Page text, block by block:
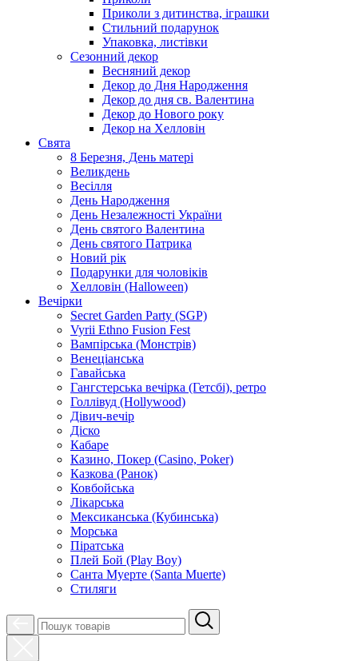
Приколи з дитинства, іграшки
Стильний подарунок
Упаковка, листівки
Сезонний декор
Весняний декор
Декор до Дня Народження
Декор до дня св. Валентина
Декор до Нового року
Декор на Хелловін
Свята
8 Березня, День матері
Великдень
Весілля
День Народження
День Незалежності України
День святого Валентина
День святого Патрика
Новий рік
Подарунки для чоловіків
Хелловін (Halloween)
Вечірки
Secret Garden Party (SGP)
Vyrii Ethno Fusion Fest
Вампірська (Монстрів)
Венеціанська
Гавайська
Гангстерська вечірка (Гетсбі), ретро
Голлівуд (Hollywood)
Дівич-вечір
Діско
Кабаре
Казино, Покер (Casino, Poker)
Казкова (Ранок)
Ковбойська
Лікарська
Мексиканська (Кубинська)
Морська
Піратська
Плей Бой (Play Boy)
Санта Муерте (Santa Muerte)
Стиляги